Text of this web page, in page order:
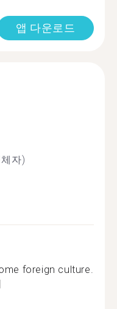
앱 다운로드
자)
foreign culture.